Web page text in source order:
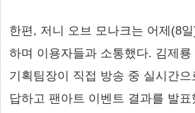
한편, 저니 오브 모나크는 어제(8
하며 이용자들과 소통했다. 김제
기획팀장이 직접 방송 중 실시간
답하고 팬아트 이벤트 결과를 발